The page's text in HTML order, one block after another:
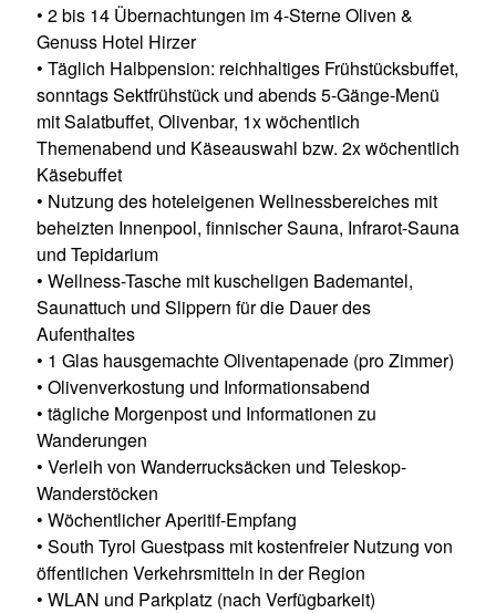
• 2 bis 14 Übernachtungen im 4-Sterne Oliven &
Genuss Hotel Hirzer
• Täglich Halbpension: reichhaltiges Frühstücksbuffet,
sonntags Sektfrühstück und abends 5-Gänge-Menü
mit Salatbuffet, Olivenbar, 1x wöchentlich
Themenabend und Käseauswahl bzw. 2x wöchentlich
Käsebuffet
• Nutzung des hoteleigenen Wellnessbereiches mit
beheizten Innenpool, finnischer Sauna, Infrarot-Sauna
und Tepidarium
• Wellness-Tasche mit kuscheligen Bademantel,
Saunattuch und Slippern für die Dauer des
Aufenthaltes
• 1 Glas hausgemachte Oliventapenade (pro Zimmer)
• Olivenverkostung und Informationsabend
• tägliche Morgenpost und Informationen zu
Wanderungen
• Verleih von Wanderrucksäcken und Teleskop-
Wanderstöcken
• Wöchentlicher Aperitif-Empfang
• South Tyrol Guestpass mit kostenfreier Nutzung von
öffentlichen Verkehrsmitteln in der Region
• WLAN und Parkplatz (nach Verfügbarkeit)